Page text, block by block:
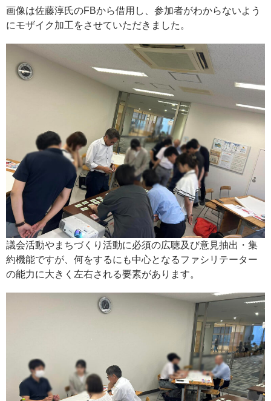
画像は佐藤淳氏のFBから借用し、参加者がわからないよう
にモザイク加工をさせていただきました。
議会活動やまちづくり活動に必須の広聴及び意見抽出・集
約機能ですが、何をするにも中心となるファシリテーター
の能力に大きく左右される要素があります。